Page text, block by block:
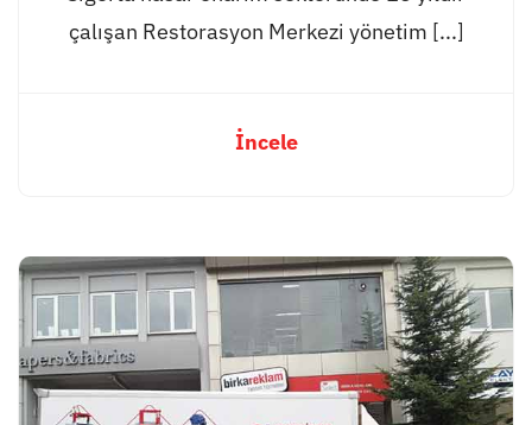
çalışan Restorasyon Merkezi yönetim [...]
İncele